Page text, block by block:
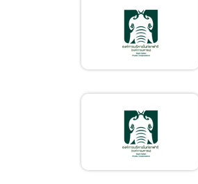
(ภาษาไทย) ยกเลิกแผนการ
จัดซื้อจัดจ้าง ประจำ
ปีงบประมาณ พ.ศ.2563 ชื่อ
โครงการ ซื้ออาหารสัตว์
ประเภทเนื้อสัตว์และผลผลิต
จากสัตว์ตั้งแต่วันที่ 1
ธันวาคม 2562 ถึง 30
กันยายน 2563
(ภาษาไทย) เผยแพร่
แผนการจัดซื้อจัดจ้าง ประจำ
ปีงบประมาณ พ.ศ.2563 ชื่อ
โครงการ จ้างเหมาบริการ